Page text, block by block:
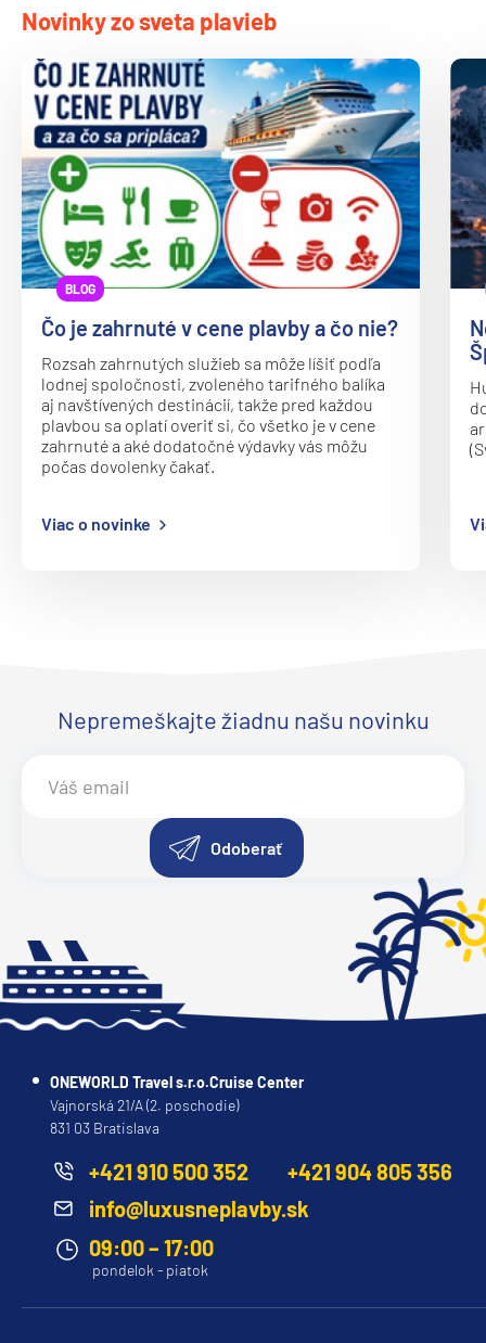
Novinky zo sveta plavieb
BLOG
Čo je zahrnuté v cene plavby a čo nie?
Rozsah zahrnutých služieb sa môže líšiť podľa
lodnej spoločnosti, zvoleného tarifného balíka
aj navštívených destinácií, takže pred každou
plavbou sa oplatí overiť si, čo všetko je v cene
zahrnuté a aké dodatočné výdavky vás môžu
počas dovolenky čakať.
Viac o novinke
Nepremeškajte žiadnu našu novinku
Odoberať
ONEWORLD Travel s.r.o.Cruise Center
Vajnorská 21/A (2. poschodie)
831 03 Bratislava
+421 910 500 352
+421 904 805 356
info@luxusneplavby.sk
09:00 – 17:00
pondelok - piatok